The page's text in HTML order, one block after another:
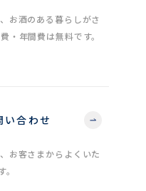
お酒のある暮らしがさ
・年間費は無料です。
い合わせ
お客さまからよくいた